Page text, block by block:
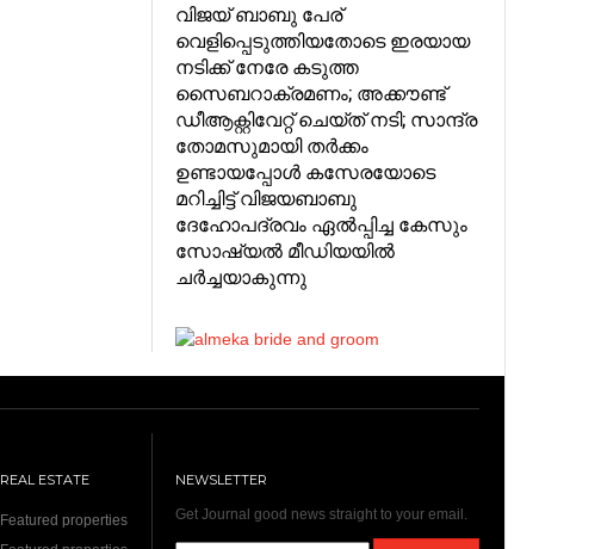
വിജയ്‌ ബാബു പേര്
വെളിപ്പെടുത്തിയതോടെ ഇരയായ
നടിക്ക് നേരേ കടുത്ത
സൈബറാക്രമണം; അക്കൗണ്ട്‌
ഡീആക്റ്റിവേറ്റ് ചെയ്ത് നടി; സാന്ദ്ര
തോമസുമായി തര്‍ക്കം
ഉണ്ടായപ്പോള്‍ കസേരയോടെ
മറിച്ചിട്ട് വിജയബാബു
ദേഹോപദ്രവം ഏല്‍പ്പിച്ച കേസും
സോഷ്യല്‍ മീഡിയയില്‍
ചര്‍ച്ചയാകുന്നു
REAL ESTATE
Featured properties
NEWSLETTER
Get Journal good news straight to your email.